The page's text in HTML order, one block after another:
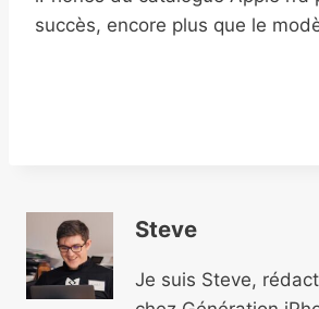
succès, encore plus que le
Steve
Je suis Steve,